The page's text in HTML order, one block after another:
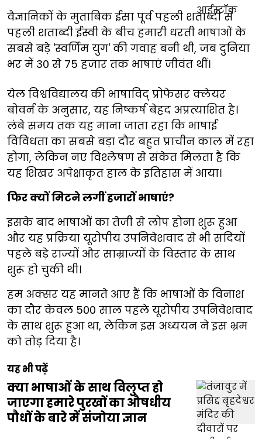
वैज्ञानिकों के मुताबिक ईसा पूर्व पहली शताब्दी से
पहली शताब्दी ईस्वी के बीच हमारी धरती भाषाओं के
सबसे बड़े 'स्वर्णिम युग' की गवाह बनी थी, जब दुनिया
भर में 30 से 75 हजार तक भाषाएं जीवंत थीं।
येल विश्वविद्यालय की भाषाविद् प्रोफेसर क्लेयर
बोवर्न के अनुसार, यह निष्कर्ष बेहद अप्रत्याशित है।
लंबे समय तक यह माना जाता रहा कि भाषाई
विविधता का सबसे बड़ा दौर बहुत प्राचीन काल में रहा
होगा, लेकिन नए विश्लेषण से संकेत मिलता है कि
यह शिखर अपेक्षाकृत हाल के इतिहास में आया।
फिर क्यों मिटने लगीं हजारों भाषाएं?
इसके बाद भाषाओं का तेजी से लोप होना शुरू हुआ
और यह प्रक्रिया यूरोपीय उपनिवेशवाद से भी सदियों
पहले बड़े राज्यों और साम्राज्यों के विस्तार के साथ
शुरू हो चुकी थी।
हम अक्सर यह मानते आए हैं कि भाषाओं के विनाश
का दौर केवल 500 साल पहले यूरोपीय उपनिवेशवाद
के साथ शुरू हुआ था, लेकिन इस अध्ययन ने इस भ्रम
को तोड़ दिया है।
यह भी पढ़ें
क्या भाषाओं के साथ विलुप्त हो
जाएगा हमारे पुरखों का औषधीय
पौधों के बारे में संजोया ज्ञान